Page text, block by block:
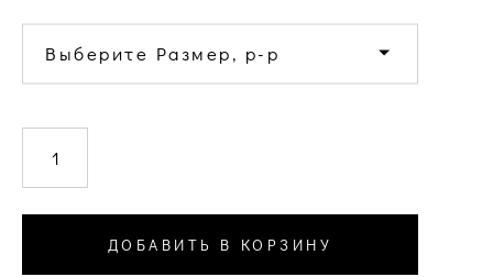
Выберите Размер, р-р
ДОБАВИТЬ В КОРЗИНУ